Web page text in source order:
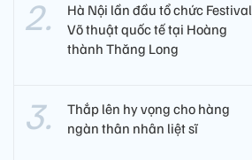
Hà Nội lần đầu tổ chức Festival
Võ thuật quốc tế tại Hoàng
thành Thăng Long
Thắp lên hy vọng cho hàng
ngàn thân nhân liệt sĩ